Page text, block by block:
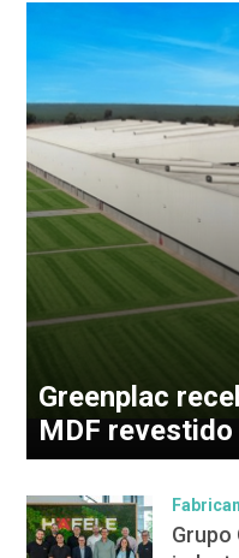
Greenplac
MDF revestido
Grupo